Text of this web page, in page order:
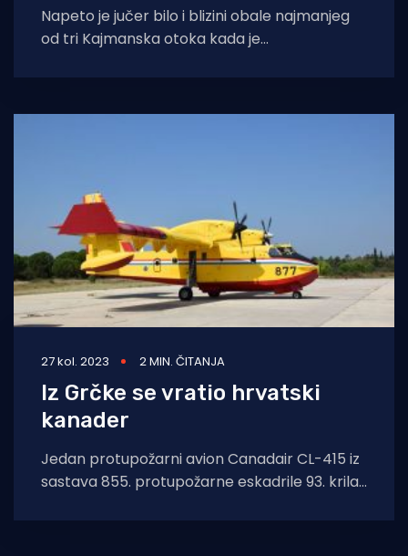
Napeto je jučer bilo i blizini obale najmanjeg
od tri Kajmanska otoka kada je
27 kol. 2023 2 MIN. ČITANJA
Iz Grčke se vratio hrvatski
kanader
Jedan protupožarni avion Canadair CL-415 iz
sastava 855. protupožarne eskadrile 93. krila